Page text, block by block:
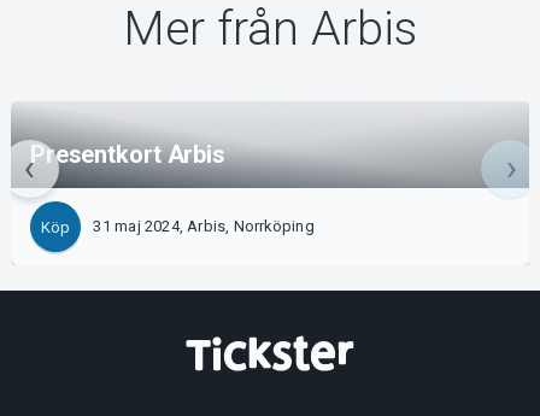
Mer från Arbis
Presentkort Arbis
Köp 31 maj 2024, Arbis, Norrköping